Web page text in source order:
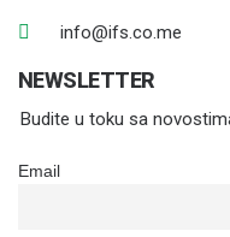
info@ifs.co.me
NEWSLETTER
Budite u toku sa
Email